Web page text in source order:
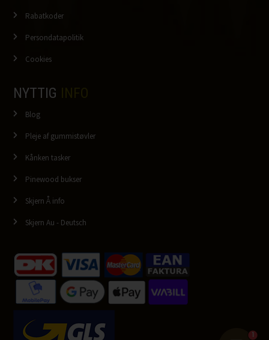
Rabatkoder
Persondatapolitik
Cookies
NYTTIG
Blog
Pleje af gummistøvler
Kånken tasker
Pinewood bukser
Skjern Å info
Skjern Au - Deutsch
1